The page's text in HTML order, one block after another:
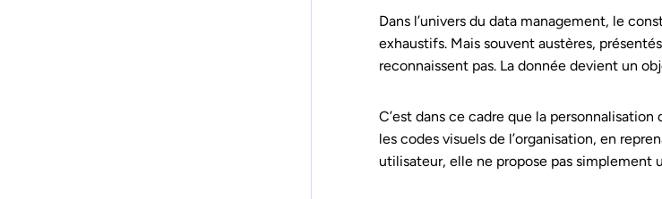
Dans l’univers du data management, le
exhaustifs. Mais souvent austères,
reconnaissent pas. La donnée devient un
C’est dans ce cadre que la personnalisation
les codes visuels de l’organisation, en
utilisateur, elle ne propose pas simplement